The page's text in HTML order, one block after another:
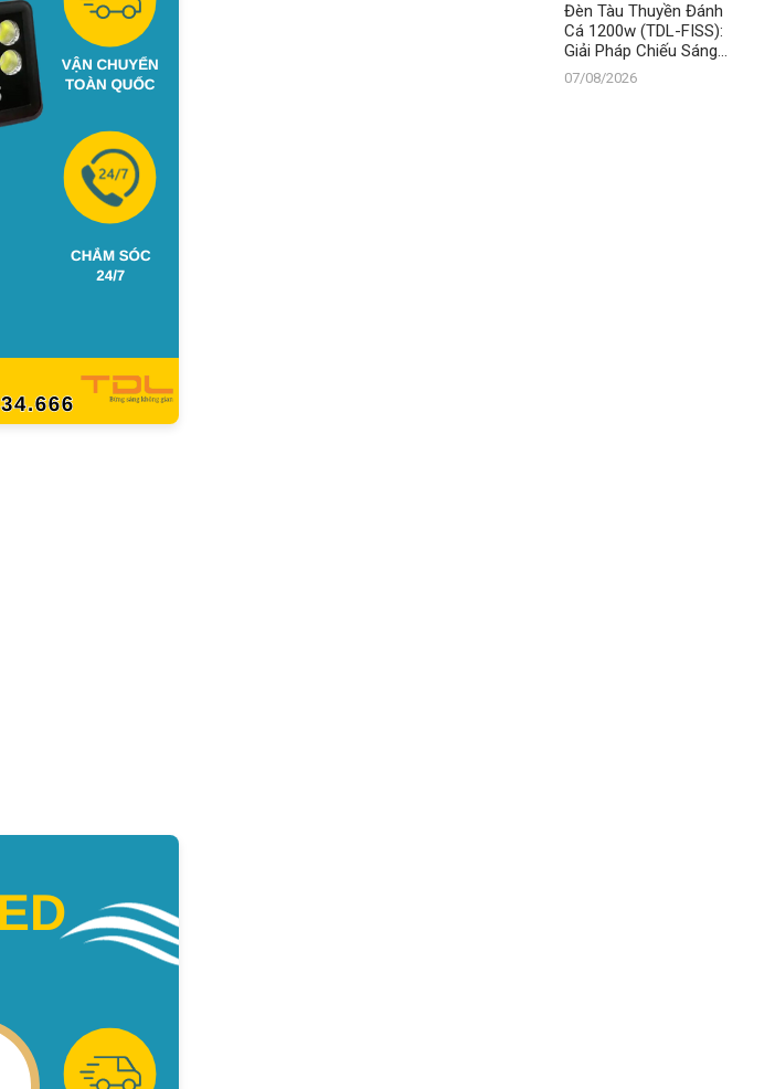
Đèn Tàu Thuyền Đánh
Cá 1200w (TDL-FISS):
Giải Pháp Chiếu Sáng
Đỉnh Cao, Khẳng Định Vị
Thế Số 1 Thanh Đạt LED
07/08/2026